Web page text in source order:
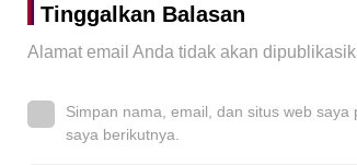
Tinggalkan Balasan
Alamat email Anda tidak akan
Simpan nama, email, dan situs web
saya berikutnya.